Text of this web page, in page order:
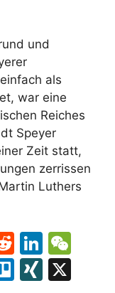
und
als
war eine
Reiches
Speyer
Zeit statt,
zerrissen
Luthers
R
e
Li
n
Tr XI